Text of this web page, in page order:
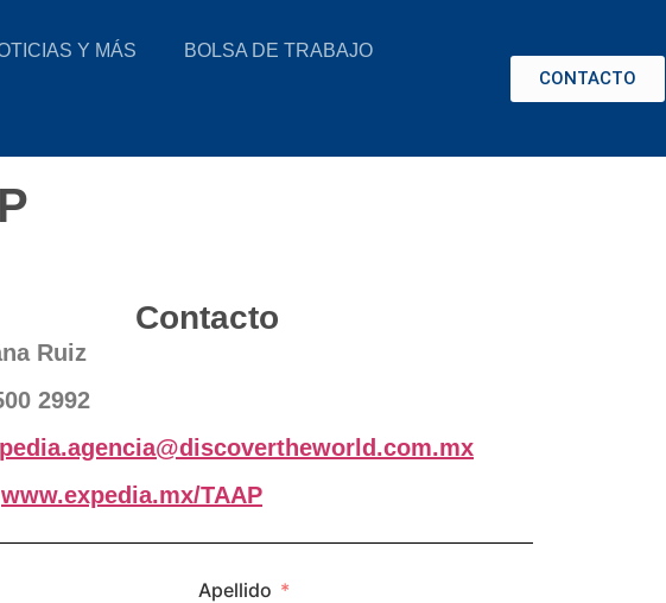
Y MÁS BOLSA DE TRABAJO
CONTACTO
Contacto
Ruiz
2992
www.expedia.mx/TAAP
Apellido